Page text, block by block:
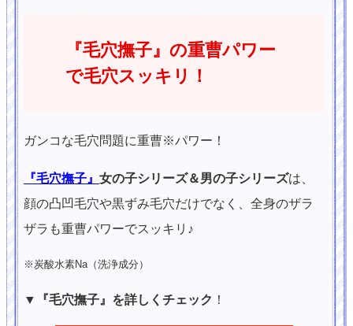
『毛穴撫子』の重曹パワー
で毛穴スッキリ！
ガンコな毛穴問題に重曹※パワー！
『毛穴撫子』 女の子シリーズ＆男の子シリーズは、
顔の凸凹毛穴や黒ずみ毛穴だけでなく、全身のザラ
ザラも重曹パワーでスッキリ♪
※炭酸水素Na（洗浄成分）
▼『毛穴撫子』を詳しくチェック ！